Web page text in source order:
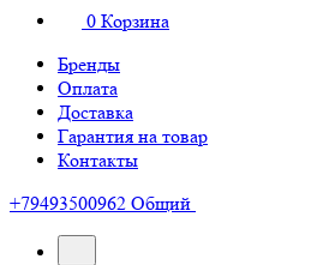
0 Корзина
Бренды
Оплата
Доставка
Гарантия на товар
Контакты
+79493500962 Общий